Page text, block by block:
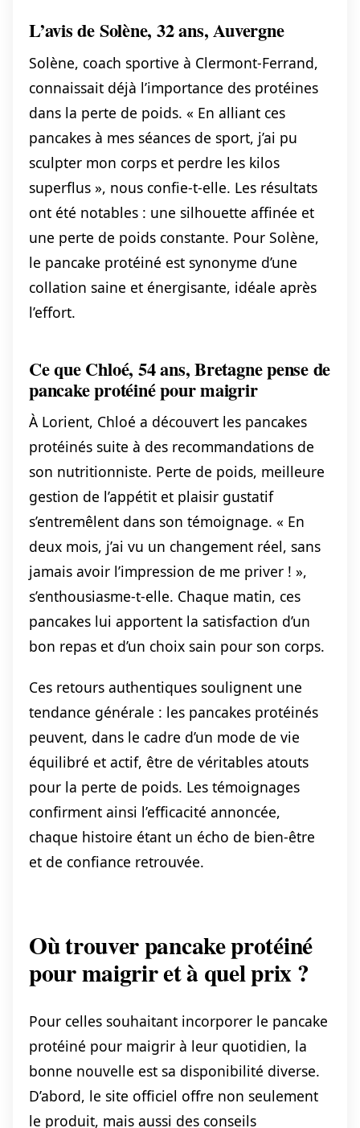
L’avis de Solène, 32 ans, Auvergne
Solène, coach sportive à Clermont-Ferrand,
connaissait déjà l’importance des protéines
dans la perte de poids. « En alliant ces
pancakes à mes séances de sport, j’ai pu
sculpter mon corps et perdre les kilos
superflus », nous confie-t-elle. Les résultats
ont été notables : une silhouette affinée et
une perte de poids constante. Pour Solène,
le pancake protéiné est synonyme d’une
collation saine et énergisante, idéale après
l’effort.
Ce que Chloé, 54 ans, Bretagne pense de
pancake protéiné pour maigrir
À Lorient, Chloé a découvert les pancakes
protéinés suite à des recommandations de
son nutritionniste. Perte de poids, meilleure
gestion de l’appétit et plaisir gustatif
s’entremêlent dans son témoignage. « En
deux mois, j’ai vu un changement réel, sans
jamais avoir l’impression de me priver ! »,
s’enthousiasme-t-elle. Chaque matin, ces
pancakes lui apportent la satisfaction d’un
bon repas et d’un choix sain pour son corps.
Ces retours authentiques soulignent une
tendance générale : les pancakes protéinés
peuvent, dans le cadre d’un mode de vie
équilibré et actif, être de véritables atouts
pour la perte de poids. Les témoignages
confirment ainsi l’efficacité annoncée,
chaque histoire étant un écho de bien-être
et de confiance retrouvée.
Où trouver pancake protéiné
pour maigrir et à quel prix ?
Pour celles souhaitant incorporer le pancake
protéiné pour maigrir à leur quotidien, la
bonne nouvelle est sa disponibilité diverse.
D’abord, le site officiel offre non seulement
le produit, mais aussi des conseils